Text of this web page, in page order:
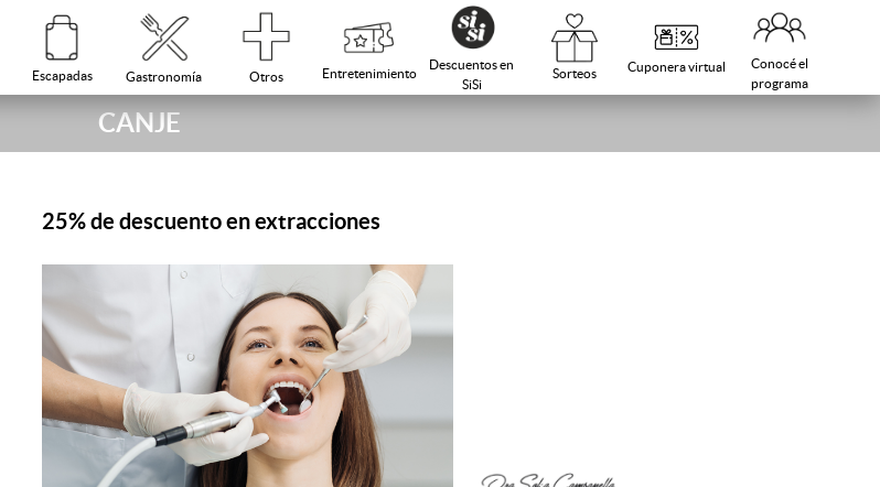
Escapadas Gastronomía Otros Entretenimiento
Descuentos en
SiSi
Sorteos Cuponera virtual
Conocé el
programa
CANJE
25% de descuento en extracciones